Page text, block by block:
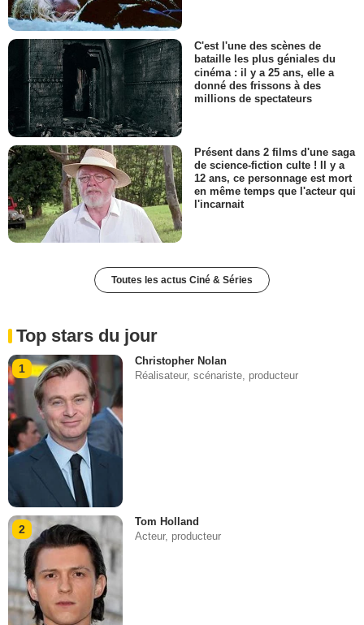
C'est l'une des scènes de
bataille les plus géniales du
cinéma : il y a 25 ans, elle a
donné des frissons à des
millions de spectateurs
Présent dans 2 films d'une saga
de science-fiction culte ! Il y a
12 ans, ce personnage est mort
en même temps que l'acteur qui
l'incarnait
Toutes les actus Ciné & Séries
Top stars du jour
1
Christopher Nolan
Réalisateur, scénariste, producteur
2
Tom Holland
Acteur, producteur